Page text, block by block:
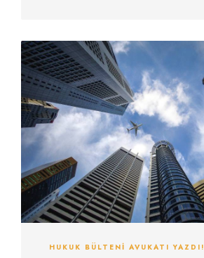
HUKUK BÜLTENI AVUKATI YAZDI!